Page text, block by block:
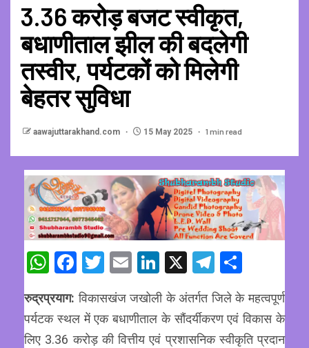
3.36 करोड़ बजट स्वीकृत,
बधाणीताल झील की बदलेगी
तस्वीर, पर्यटकों को मिलेगी
बेहतर सुविधा
aawajuttarakhand.com 15 May 2025 1 min read
WhatsApp
Facebook
Twitter
EmailLinkedIn
X Telegram
रुद्रप्रयाग: विकासखंज जखोली के अंतर्गत जिले के महत्वपूर्ण
पर्यटक स्थल में एक बधाणीताल के सौंदर्यीकरण एवं विकास के
लिए 3.36 करोड़ की वित्तीय एवं प्रशासनिक स्वीकृति प्रदान